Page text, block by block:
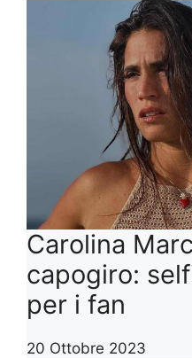
Carolina
capogiro:
per i fan
20 Ottobre 2023